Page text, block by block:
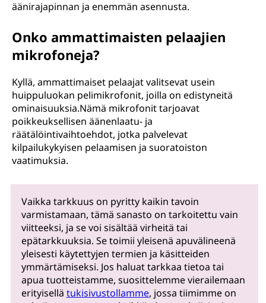
äänirajapinnan ja enemmän asennusta.
Onko ammattimaisten pelaajien
mikrofoneja?
Kyllä, ammattimaiset pelaajat valitsevat usein
huippuluokan pelimikrofonit, joilla on edistyneitä
ominaisuuksia.Nämä mikrofonit tarjoavat
poikkeuksellisen äänenlaatu- ja
räätälöintivaihtoehdot, jotka palvelevat
kilpailukykyisen pelaamisen ja suoratoiston
vaatimuksia.
Vaikka tarkkuus on pyritty kaikin tavoin
varmistamaan, tämä sanasto on tarkoitettu vain
viitteeksi, ja se voi sisältää virheitä tai
epätarkkuuksia. Se toimii yleisenä apuvälineenä
yleisesti käytettyjen termien ja käsitteiden
ymmärtämiseksi. Jos haluat tarkkaa tietoa tai
apua tuotteistamme, suosittelemme vierailemaan
erityisellä tukisivustollamme, jossa tiimimme on